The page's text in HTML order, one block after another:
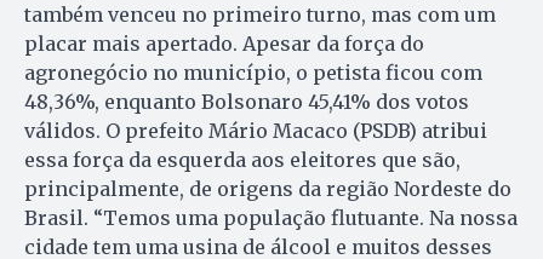
também venceu no primeiro turno, mas com um
placar mais apertado. Apesar da força do
agronegócio no município, o petista ficou com
48,36%, enquanto Bolsonaro 45,41% dos votos
válidos. O prefeito Mário Macaco (PSDB) atribui
essa força da esquerda aos eleitores que são,
principalmente, de origens da região Nordeste do
Brasil. “Temos uma população flutuante. Na nossa
cidade tem uma usina de álcool e muitos desses